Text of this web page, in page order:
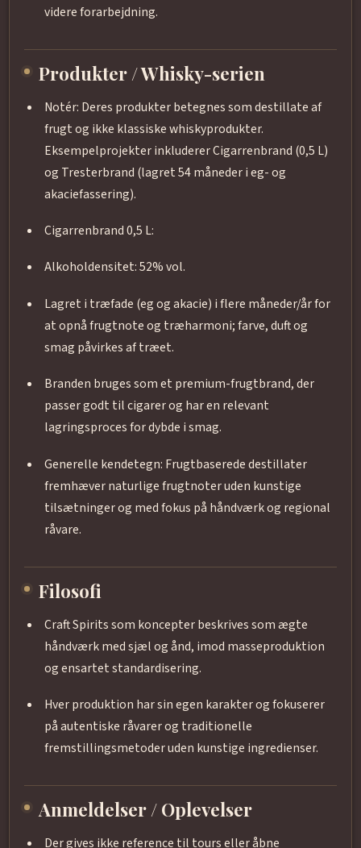
videre forarbejdning.
Produkter / Whisky-serien
Notér: Deres produkter betegnes som destillate af
frugt og ikke klassiske whiskyprodukter.
Eksempelprojekter inkluderer Cigarrenbrand (0,5 L)
og Tresterbrand (lagret 54 måneder i eg- og
akaciefassering).
Cigarrenbrand 0,5 L:
Alkoholdensitet: 52% vol.
Lagret i træfade (eg og akacie) i flere måneder/år for
at opnå frugtnote og træharmoni; farve, duft og
smag påvirkes af træet.
Branden bruges som et premium-frugtbrand, der
passer godt til cigarer og har en relevant
lagringsproces for dybde i smag.
Generelle kendetegn: Frugtbaserede destillater
fremhæver naturlige frugtnoter uden kunstige
tilsætninger og med fokus på håndværk og regional
råvare.
Filosofi
Craft Spirits som koncepter beskrives som ægte
håndværk med sjæl og ånd, imod masseproduktion
og ensartet standardisering.
Hver produktion har sin egen karakter og fokuserer
på autentiske råvarer og traditionelle
fremstillingsmetoder uden kunstige ingredienser.
Anmeldelser / Oplevelser
Der gives ikke reference til tours eller åbne